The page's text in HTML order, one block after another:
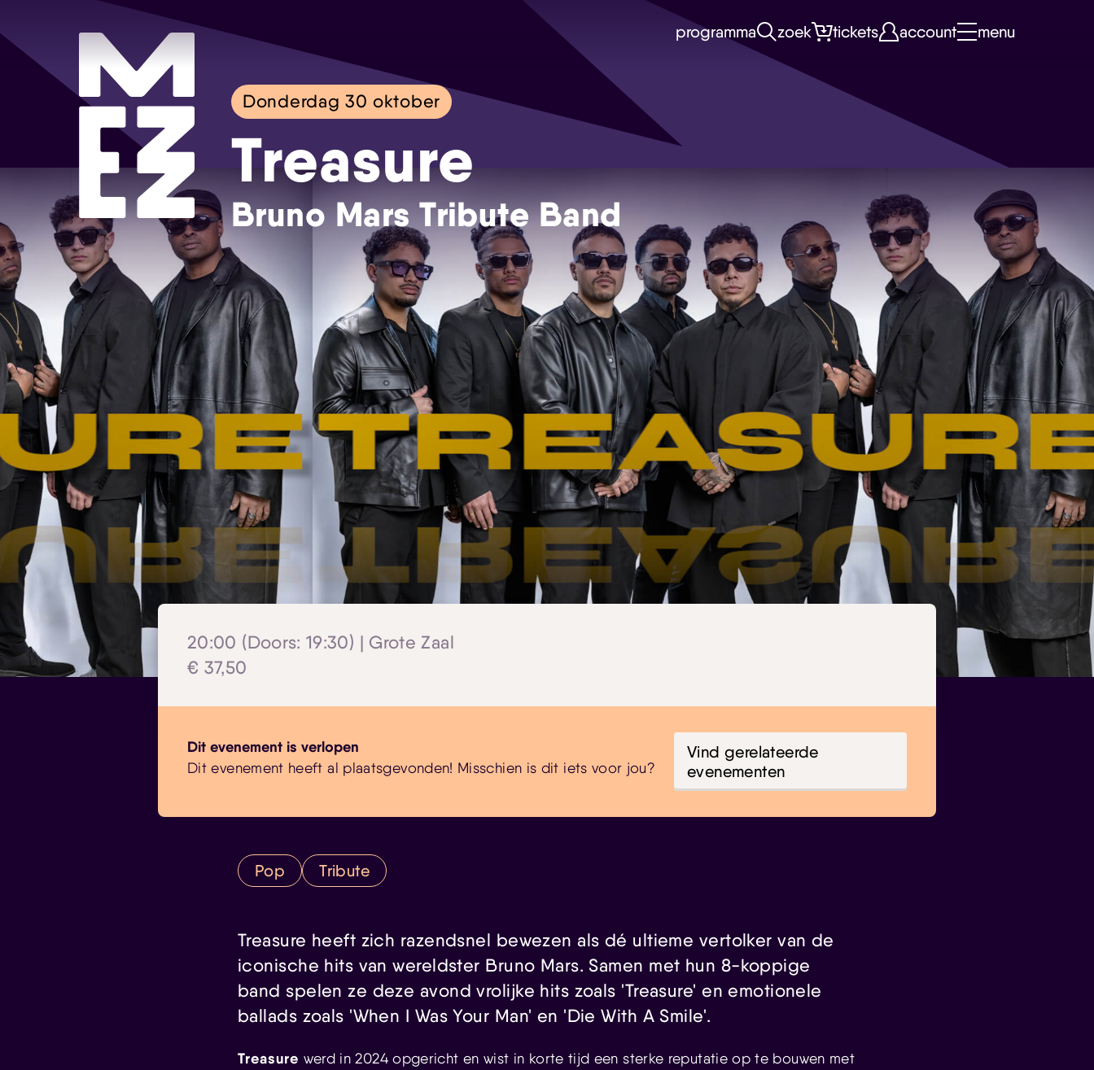
Skip navigatie
programma zoek tickets account menu
Donderdag 30 oktober
Treasure
Bruno Mars Tribute Band
20:00 (Doors: 19:30) | Grote Zaal
€ 37,50
Dit evenement is verlopen
Dit evenement heeft al plaatsgevonden! Misschien is dit iets voor jou?
Vind gerelateerde
evenementen
Pop Tribute
Treasure heeft zich razendsnel bewezen als dé ultieme vertolker van de
iconische hits van wereldster Bruno Mars. Samen met hun 8-koppige
band spelen ze deze avond vrolijke hits zoals 'Treasure' en emotionele
ballads zoals 'When I Was Your Man' en 'Die With A Smile'.
Treasure werd in 2024 opgericht en wist in korte tijd een sterke reputatie op te bouwen met